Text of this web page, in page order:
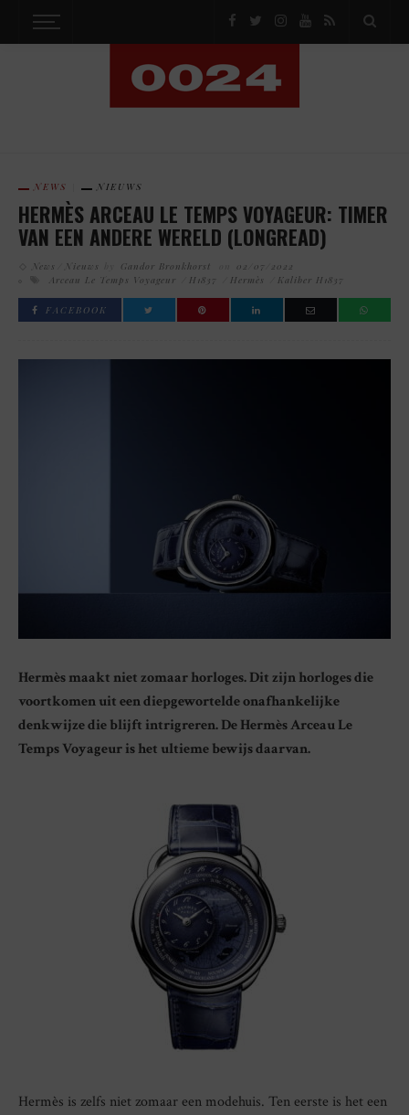
NEWS NIEUWS
HERMÈS ARCEAU LE TEMPS VOYAGEUR: TIMER
VAN EEN ANDERE WERELD (LONGREAD)
News Nieuws Gandor Bronkhorst
02/07/2022
Arceau Le Temps Voyageur
H1837 Hermès Kaliber H1837
FACEBOOK
Hermès maakt niet zomaar horloges. Dit zijn horloges die
voortkomen uit een diepgewortelde onafhankelijke
denkwijze die blijft intrigreren. De Hermès Arceau Le
Temps Voyageur is het ultieme bewijs daarvan.
Hermès is zelfs niet zomaar een modehuis. Ten eerste is het een